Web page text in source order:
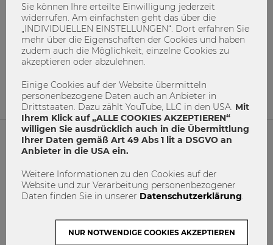
Machen wir den Campus WU grüner!
Green Buddies Recycling
Reusable Cups
Save the planet
umweltschutz
NETIQUETTE
IMPRESSUM
MACH MIT!
DATENSCHUTZ
Sie können Ihre erteilte Einwilligung jederzeit
widerrufen. Am einfachsten geht das über die
„INDIVIDUELLEN EINSTELLUNGEN“. Dort erfahren Sie
mehr über die Eigenschaften der Cookies und haben
zudem auch die Möglichkeit, einzelne Cookies zu
akzeptieren oder abzulehnen.
Einige Cookies auf der Website übermitteln
personenbezogene Daten auch an Anbieter in
Drittstaaten. Dazu zählt YouTube, LLC in den USA. Mit
Ihrem Klick auf „ALLE COOKIES AKZEPTIEREN“
willigen Sie ausdrücklich auch in die Übermittlung
Ihrer Daten gemäß Art 49 Abs 1 lit a DSGVO an
Anbieter in die USA ein.
Weitere Informationen zu den Cookies auf der
Website und zur Verarbeitung personenbezogener
Daten finden Sie in unserer Datenschutzerklärung
NUR NOTWENDIGE COOKIES AKZEPTIEREN